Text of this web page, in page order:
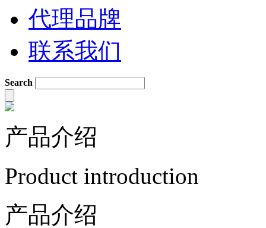
代理品牌
联系我们
Search
产品介绍
Product introduction
产品介绍